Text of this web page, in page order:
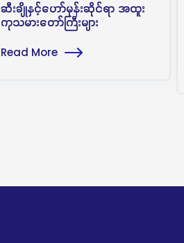
ဆီးချိုနှင့်ဟော်မုန်းဆိုင်ရာ အထူး
ကုသမားတော်ကြီးများ
Read More